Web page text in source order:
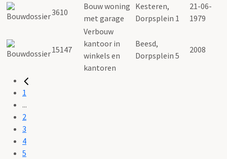
3610
Bouw woning
met garage
Kesteren,
Dorpsplein 1
21-06-
1979
15147
Verbouw
kantoor in
winkels en
kantoren
Beesd,
Dorpsplein 5
2008
1
...
2
3
4
5